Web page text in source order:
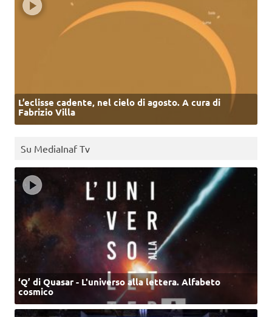
L’eclisse cadente, nel cielo di agosto. A cura di
Fabrizio Villa
Su MediaInaf Tv
‘Q’ di Quasar - L'universo alla lettera. Alfabeto
cosmico